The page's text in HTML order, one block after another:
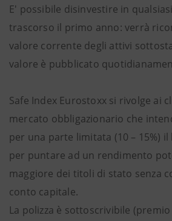
E' possibile disinvestire in
trascorso il primo anno: verrà
valore corrente degli attivi
valore è pubblicato
Safe Index Eurostoxx si rivolge ai
mercato obbligazionario che
per una parte limitata (10 – 15%)
per puntare ad un rendimento
maggiore dei titoli di stato senza
conto capitale.
La polizza è sottoscrivibile